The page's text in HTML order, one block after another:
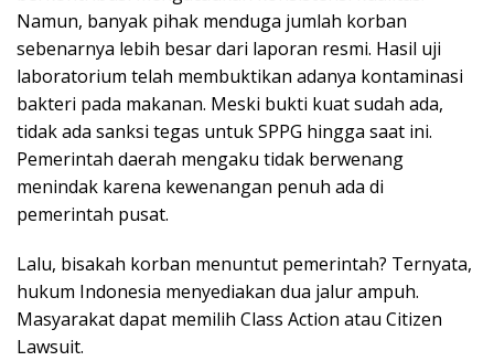
Namun, banyak pihak menduga jumlah korban
sebenarnya lebih besar dari laporan resmi. Hasil uji
laboratorium telah membuktikan adanya kontaminasi
bakteri pada makanan. Meski bukti kuat sudah ada,
tidak ada sanksi tegas untuk SPPG hingga saat ini.
Pemerintah daerah mengaku tidak berwenang
menindak karena kewenangan penuh ada di
pemerintah pusat.
Lalu, bisakah korban menuntut pemerintah? Ternyata,
hukum Indonesia menyediakan dua jalur ampuh.
Masyarakat dapat memilih Class Action atau Citizen
Lawsuit.